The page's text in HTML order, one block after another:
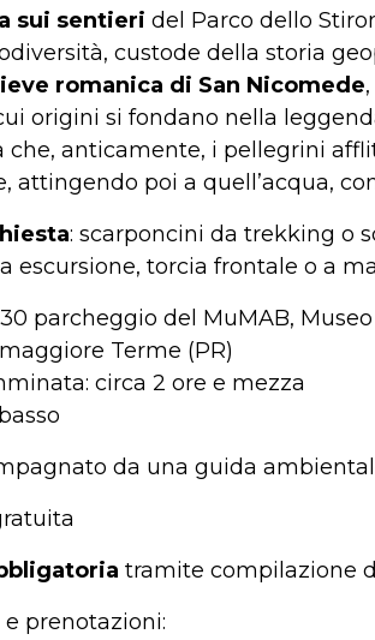
sui sentieri del Parco dello
custode della storia
romanica di San Nicomede
origini si fondano nella
che, anticamente, i pellegrini
attingendo poi a quell’acqua,
: scarponcini da trekking o
escursione, torcia frontale o a
parcheggio del MuMAB,
Terme (PR)
circa 2 ore e mezza
da una guida
tramite compilazione
prenotazioni: